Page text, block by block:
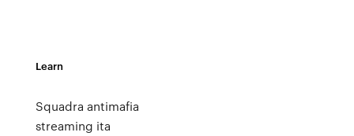
Learn
Squadra antimafia
streaming ita